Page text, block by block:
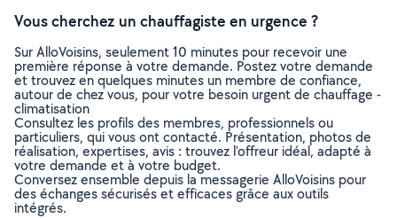
Vous cherchez un chauffagiste en urgence ?
Sur AlloVoisins, seulement 10 minutes pour recevoir une
première réponse à votre demande. Postez votre demande
et trouvez en quelques minutes un membre de confiance,
autour de chez vous, pour votre besoin urgent de chauffage -
climatisation
Consultez les profils des membres, professionnels ou
particuliers, qui vous ont contacté. Présentation, photos de
réalisation, expertises, avis : trouvez l'offreur idéal, adapté à
votre demande et à votre budget.
Conversez ensemble depuis la messagerie AlloVoisins pour
des échanges sécurisés et efficaces grâce aux outils
intégrés.